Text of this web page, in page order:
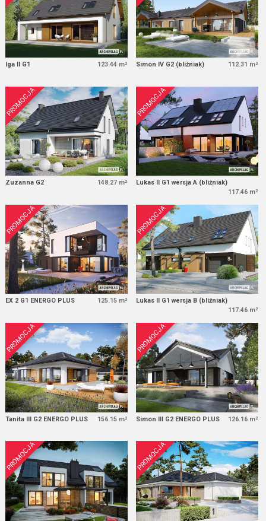
Iga II G1 123.44 m² Simon IV G2 (bliźniak) 112.31 m²
PROMOCJA
Zuzanna G2 148.27 m²
PROMOCJA
Lukas II G1 wersja A (bliźniak)
117.46 m²
PROMOCJA
EX 2 G1 ENERGO PLUS 125.15 m²
PROMOCJA
Lukas II G1 wersja B (bliźniak)
117.46 m²
PROMOCJA
Tanita III G2 ENERGO PLUS 156.15 m²
PROMOCJA
Simon III G2 ENERGO PLUS 126.16 m²
PROMOCJA PROMOCJA